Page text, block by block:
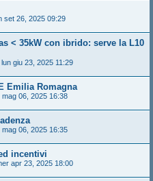
set 26, 2025 09:29
< 35kW con ibrido: serve la L10
lun giu 23, 2025 11:29
Emilia Romagna
mag 06, 2025 16:38
mag 06, 2025 16:35
incentivi
apr 23, 2025 18:00